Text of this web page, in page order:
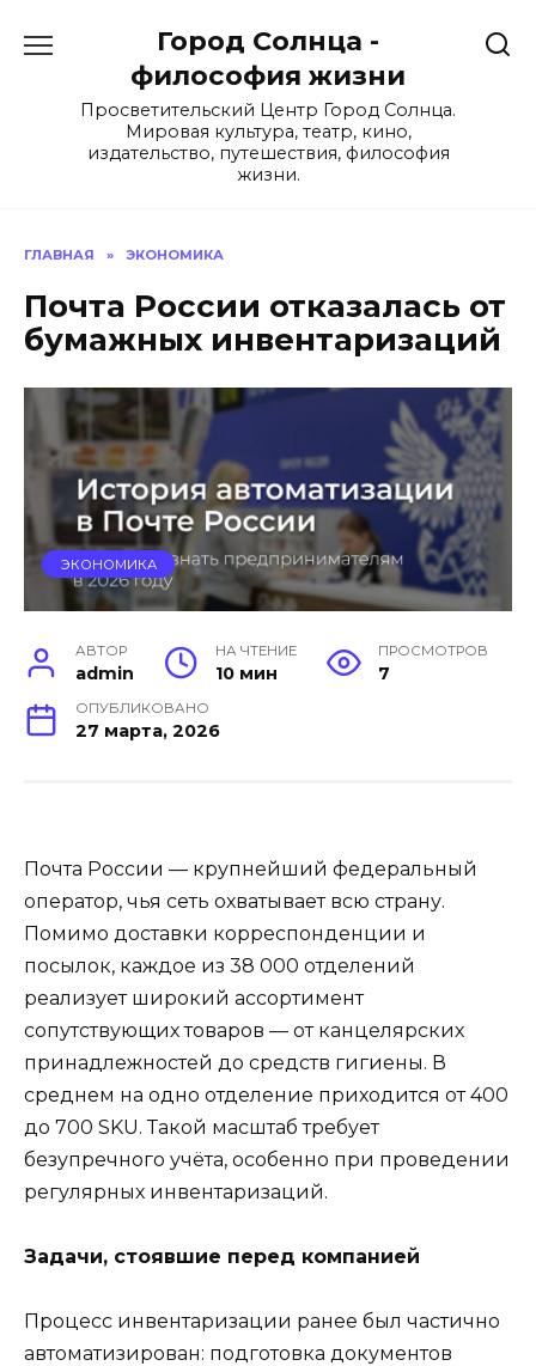
Город Солнца -
философия жизни
Просветительский Центр Город Солнца.
Мировая культура, театр, кино,
издательство, путешествия, философия
жизни.
ГЛАВНАЯ » ЭКОНОМИКА
Почта России отказалась от
бумажных инвентаризаций
ЭКОНОМИКА
АВТОР
admin
НА ЧТЕНИЕ
10 мин
ПРОСМОТРОВ
7
ОПУБЛИКОВАНО
27 марта, 2026
Почта России — крупнейший федеральный
оператор, чья сеть охватывает всю страну.
Помимо доставки корреспонденции и
посылок, каждое из 38 000 отделений
реализует широкий ассортимент
сопутствующих товаров — от канцелярских
принадлежностей до средств гигиены. В
среднем на одно отделение приходится от 400
до 700 SKU. Такой масштаб требует
безупречного учёта, особенно при проведении
регулярных инвентаризаций.
Задачи, стоявшие перед компанией
Процесс инвентаризации ранее был частично
автоматизирован: подготовка документов